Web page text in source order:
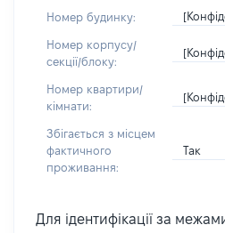
Номер будинку:
Номер корпусу/
секції/блоку:
Номер квартири/
кімнати:
Збігається з місцем
фактичного
проживання:
Так
Для ідентифікації за